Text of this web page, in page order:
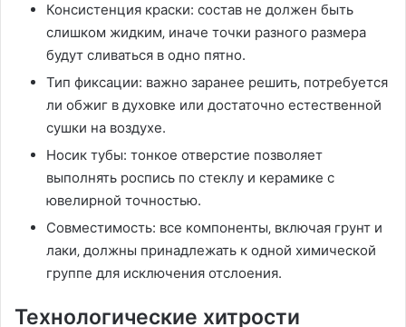
Консистенция краски: состав не должен быть
слишком жидким‚ иначе точки разного размера
будут сливаться в одно пятно.
Тип фиксации: важно заранее решить‚ потребуется
ли обжиг в духовке или достаточно естественной
сушки на воздухе.
Носик тубы: тонкое отверстие позволяет
выполнять роспись по стеклу и керамике с
ювелирной точностью.
Совместимость: все компоненты‚ включая грунт и
лаки‚ должны принадлежать к одной химической
группе для исключения отслоения.
Технологические хитрости